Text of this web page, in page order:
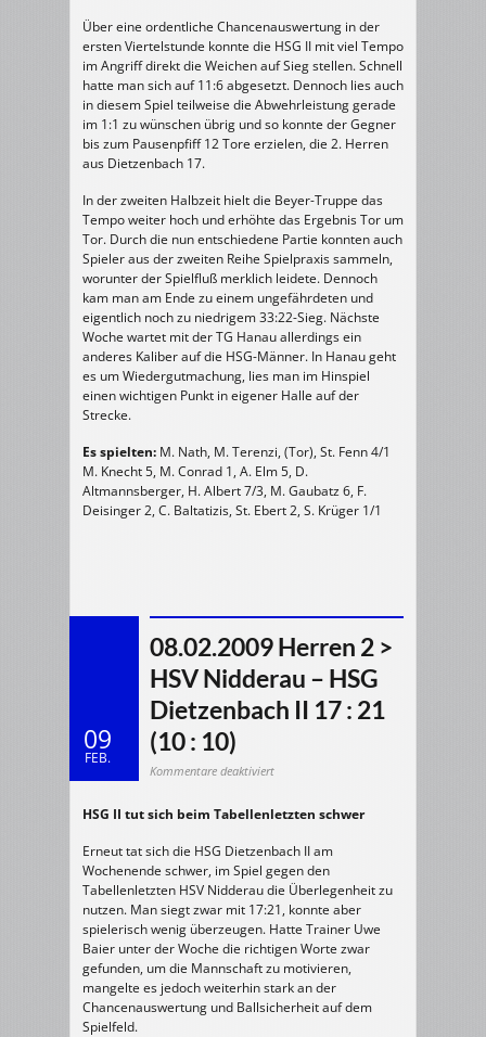
Über eine ordentliche Chancenauswertung in der
ersten Viertelstunde konnte die HSG II mit viel Tempo
im Angriff direkt die Weichen auf Sieg stellen. Schnell
hatte man sich auf 11:6 abgesetzt. Dennoch lies auch
in diesem Spiel teilweise die Abwehrleistung gerade
im 1:1 zu wünschen übrig und so konnte der Gegner
bis zum Pausenpfiff 12 Tore erzielen, die 2. Herren
aus Dietzenbach 17.
In der zweiten Halbzeit hielt die Beyer-Truppe das
Tempo weiter hoch und erhöhte das Ergebnis Tor um
Tor. Durch die nun entschiedene Partie konnten auch
Spieler aus der zweiten Reihe Spielpraxis sammeln,
worunter der Spielfluß merklich leidete. Dennoch
kam man am Ende zu einem ungefährdeten und
eigentlich noch zu niedrigem 33:22-Sieg. Nächste
Woche wartet mit der TG Hanau allerdings ein
anderes Kaliber auf die HSG-Männer. In Hanau geht
es um Wiedergutmachung, lies man im Hinspiel
einen wichtigen Punkt in eigener Halle auf der
Strecke.
Es spielten: M. Nath, M. Terenzi, (Tor), St. Fenn 4/1
M. Knecht 5, M. Conrad 1, A. Elm 5, D.
Altmannsberger, H. Albert 7/3, M. Gaubatz 6, F.
Deisinger 2, C. Baltatizis, St. Ebert 2, S. Krüger 1/1
09
FEB.
08.02.2009 Herren 2 >
HSV Nidderau – HSG
Dietzenbach II 17 : 21
(10 : 10)
Kommentare deaktiviertfür
>
HSV
–
HSG
Dietzenbach
II
17
:
21
(10
:
10)
HSG II tut sich beim Tabellenletzten schwer
Erneut tat sich die HSG Dietzenbach II am
Wochenende schwer, im Spiel gegen den
Tabellenletzten HSV Nidderau die Überlegenheit zu
nutzen. Man siegt zwar mit 17:21, konnte aber
spielerisch wenig überzeugen. Hatte Trainer Uwe
Baier unter der Woche die richtigen Worte zwar
gefunden, um die Mannschaft zu motivieren,
mangelte es jedoch weiterhin stark an der
Chancenauswertung und Ballsicherheit auf dem
Spielfeld.